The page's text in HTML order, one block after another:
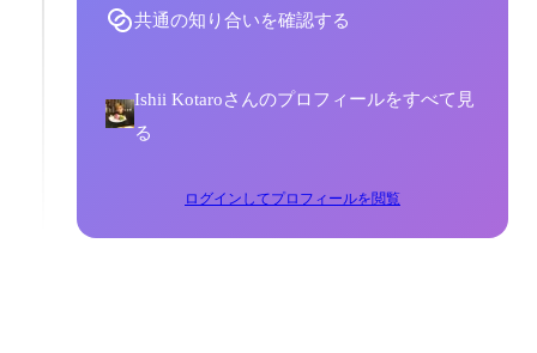
共通の知り合いを確認する
Ishii Kotaroさんのプロフィールをすべて見
る
ログインしてプロフィールを閲覧